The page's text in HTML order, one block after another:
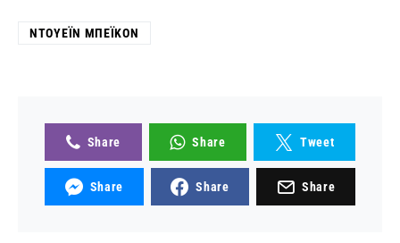
ΝΤΟΥΈΙΝ ΜΠΈΙΚΟΝ
Share Share Tweet
Share Share Share